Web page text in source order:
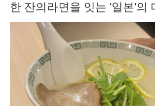
한 잔의라면을 잇는 '일본'의